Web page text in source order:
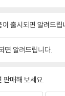
출시되면 알려드립
면 알려드립니다.
판매해 보세요.